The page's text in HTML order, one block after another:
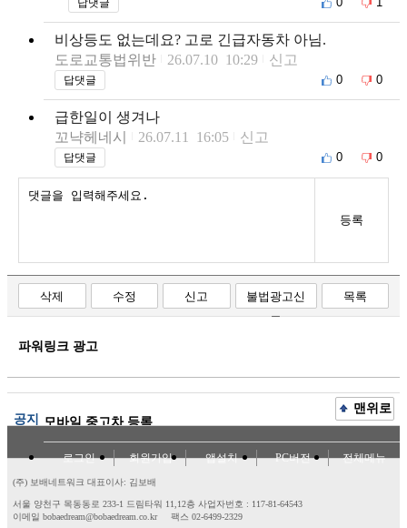
비상등도 없는데요? 고로 긴급자동차 아님.
도로교통법위반
26.07.10 10:29 신고
답댓글 0 0
급한일이 생겨나
꼬냑헤네시
26.07.11 16:05 신고
답댓글 0 0
등록
삭제 수정 신고
불법광고신
고
목록
파워링크 광고
공지 모바일 중고차 등록
맨위로
로그인 회원가입 앱설치 PC버전 전체메뉴
(주) 보배네트워크 대표이사: 김보배
서울 양천구 목동동로 233-1 드림타워 11,12층 사업자번호 : 117-81-64543
이메일 bobaedream@bobaedream.co.kr
팩스 02-6499-2329